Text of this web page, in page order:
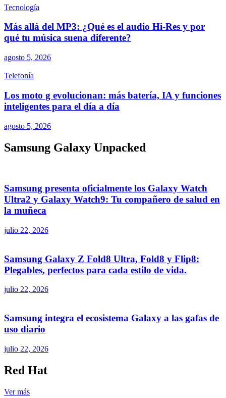
Tecnología
Más allá del MP3: ¿Qué es el audio Hi-Res y por
qué tu música suena diferente?
agosto 5, 2026
Telefonía
Los moto g evolucionan: más batería, IA y funciones
inteligentes para el día a día
agosto 5, 2026
Samsung Galaxy Unpacked
Samsung presenta oficialmente los Galaxy Watch
Ultra2 y Galaxy Watch9: Tu compañero de salud en
la muñeca
julio 22, 2026
Samsung Galaxy Z Fold8 Ultra, Fold8 y Flip8:
Plegables, perfectos para cada estilo de vida.
julio 22, 2026
Samsung integra el ecosistema Galaxy a las gafas de
uso diario
julio 22, 2026
Red Hat
Ver más